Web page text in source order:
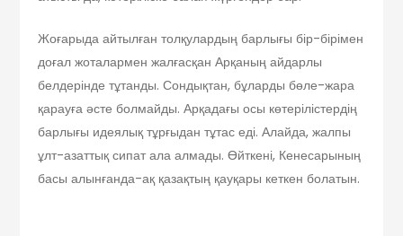
Жоғарыда айтылған толқулардың барлығы бір-бірімен
доғал жоталармен жалғасқан Арқаның айдарлы
белдерінде тұтанды. Сондықтан, бұларды бөле-жара
қарауға әсте болмайды. Арқадағы осы көтерілістердің
барлығы идеялық тұрғыдан тұтас еді. Алайда, жалпы
ұлт-азаттық сипат ала алмады. Өйткені, Кенесарының
басы алынғанда-ақ қазақтың қауқары кеткен болатын.